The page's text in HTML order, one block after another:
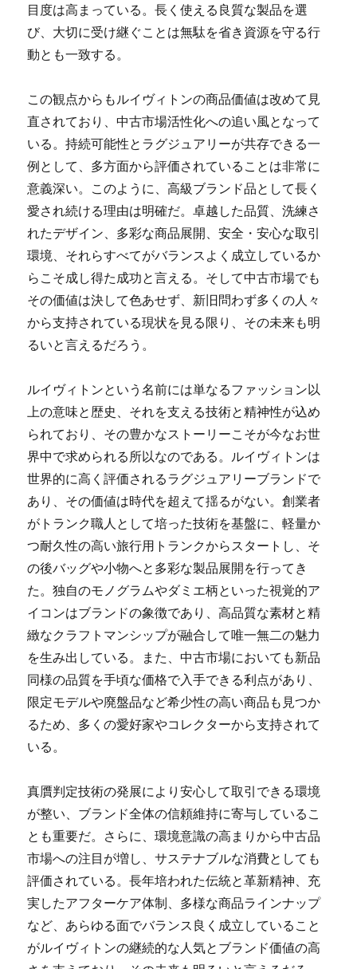
目度は高まっている。長く使える良質な製品を選
び、大切に受け継ぐことは無駄を省き資源を守る行
動とも一致する。
この観点からもルイヴィトンの商品価値は改めて見
直されており、中古市場活性化への追い風となって
いる。持続可能性とラグジュアリーが共存できる一
例として、多方面から評価されていることは非常に
意義深い。このように、高級ブランド品として長く
愛され続ける理由は明確だ。卓越した品質、洗練さ
れたデザイン、多彩な商品展開、安全・安心な取引
環境、それらすべてがバランスよく成立しているか
らこそ成し得た成功と言える。そして中古市場でも
その価値は決して色あせず、新旧問わず多くの人々
から支持されている現状を見る限り、その未来も明
るいと言えるだろう。
ルイヴィトンという名前には単なるファッション以
上の意味と歴史、それを支える技術と精神性が込め
られており、その豊かなストーリーこそが今なお世
界中で求められる所以なのである。ルイヴィトンは
世界的に高く評価されるラグジュアリーブランドで
あり、その価値は時代を超えて揺るがない。創業者
がトランク職人として培った技術を基盤に、軽量か
つ耐久性の高い旅行用トランクからスタートし、そ
の後バッグや小物へと多彩な製品展開を行ってき
た。独自のモノグラムやダミエ柄といった視覚的ア
イコンはブランドの象徴であり、高品質な素材と精
緻なクラフトマンシップが融合して唯一無二の魅力
を生み出している。また、中古市場においても新品
同様の品質を手頃な価格で入手できる利点があり、
限定モデルや廃盤品など希少性の高い商品も見つか
るため、多くの愛好家やコレクターから支持されて
いる。
真贋判定技術の発展により安心して取引できる環境
が整い、ブランド全体の信頼維持に寄与しているこ
とも重要だ。さらに、環境意識の高まりから中古品
市場への注目が増し、サステナブルな消費としても
評価されている。長年培われた伝統と革新精神、充
実したアフターケア体制、多様な商品ラインナップ
など、あらゆる面でバランス良く成立していること
がルイヴィトンの継続的な人気とブランド価値の高